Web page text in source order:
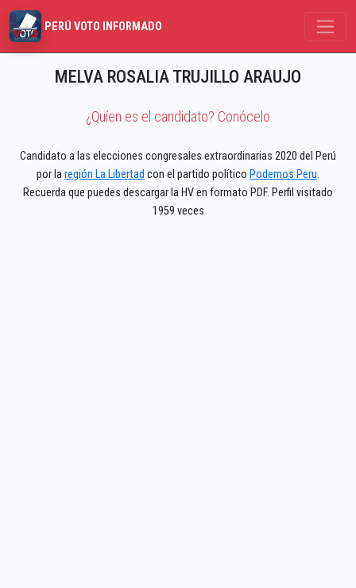
PERÚ VOTO INFORMADO
MELVA ROSALIA TRUJILLO ARAUJO
¿Quíen es el candidato? Conócelo
Candidato a las elecciones congresales extraordinarias 2020 del Perú
por laregión La Libertad con el partido político Podemos Peru.
Recuerda que puedes descargar la HV en formato PDF. Perfil visitado
1959 veces